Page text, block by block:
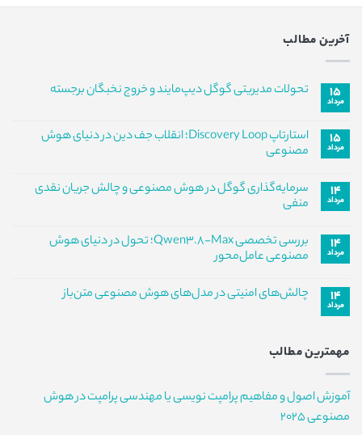
آخرین مطالب
۱۵
مرداد
تحولات مدیریتی گوگل دیپ‌مایند و خروج نخبگان برجسته
برای
تحولات
مدیریتی
خروج
نخبگان
برجسته
ثبت
نشده ۱۵
مرداد
استارتاپ Discovery Loop؛ انقلاب جف دین در دنیای هوش
مصنوعی
دیدگاهی
برای
استارتاپ
Discovery
جف
دین
در
مصنوعی
ثبت
نشده ۱۴
مرداد
سرمایه‌گذاری گوگل در هوش مصنوعی و چالش جریان نقدی
منفی
برای
سرمایه‌گذاری
گوگل
مصنوعی
منفی
ثبت
نشده ۱۴
مرداد
بررسی تخصصی Qwen3.8-Max؛ تحول در دنیای هوش
مصنوعی عامل‌محور
دیدگاهی
برای
تحول
در
مصنوعی
عامل‌محور
ثبت ۱۴
مرداد
چالش‌های امنیتی در مدل‌های هوش مصنوعی متن‌باز
امنیتی
مصنوعی
متن‌باز
مهمترین مطالب
آموزش اصول و مفاهیم پرامپت نویسی یا مهندسی پرامپت در هوش
مصنوعی 2025